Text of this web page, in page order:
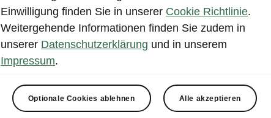
Auf den Punkt
Einwilligung finden Sie in unserer Cookie Richtlinie.
Weitergehende Informationen finden Sie zudem in
unserer Datenschutzerklärung und in unserem
Impressum.
Optionale Cookies ablehnen Alle akzeptieren